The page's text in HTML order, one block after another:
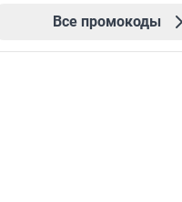
Все промокоды